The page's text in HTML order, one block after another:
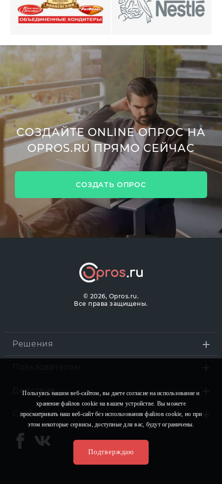
Пользуясь нашим веб-сайтом, вы даете согласие на использование и
хранение файлов сookie на вашем устройстве. Вы можете
просматривать наш веб-сайт без использования файлов сookie, но при
этом некоторые сервисы, доступные для вас, будут ограничены.
Подтверждаю
СОЗДАЙТЕ ONLINE ОПРОС НА
OPROS.RU ПРЯМО СЕЙЧАС
СОЗДАТЬ ОПРОС
© 2026, Opros.ru.
Все права защищены.
Решения
Действия
Связаться с нами